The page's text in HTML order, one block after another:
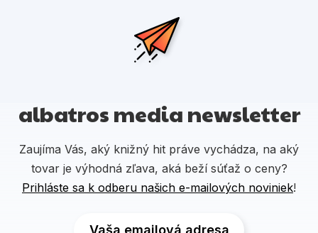
albatros media newsletter
Zaujíma Vás, aký knižný hit práve vychádza, na aký
tovar je výhodná zľava, aká beží súťaž o ceny?
Prihláste sa k odberu našich e-mailových noviniek!
Vaša emailová adresa